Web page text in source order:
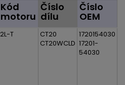
Kód
motoru
Číslo
dílu
Číslo
OEM
2L-T
CT20
CT20WCLD
1720154030
17201-
54030